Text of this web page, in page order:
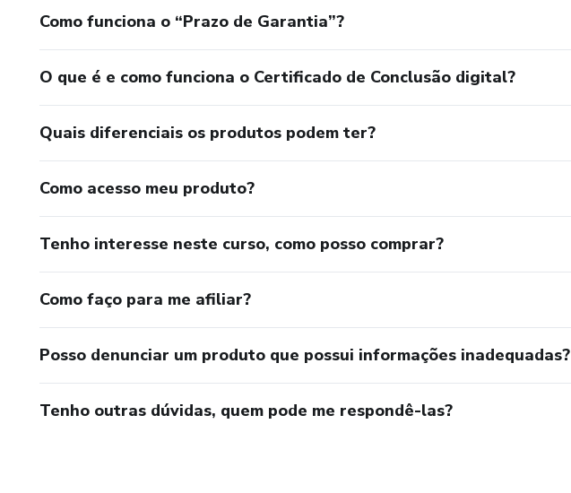
Como funciona o “Prazo de Garantia”?
O que é e como funciona o Certificado de Conclusão digital?
Quais diferenciais os produtos podem ter?
Como acesso meu produto?
Tenho interesse neste curso, como posso comprar?
Como faço para me afiliar?
Posso denunciar um produto que possui informações inadequadas?
Tenho outras dúvidas, quem pode me respondê-las?